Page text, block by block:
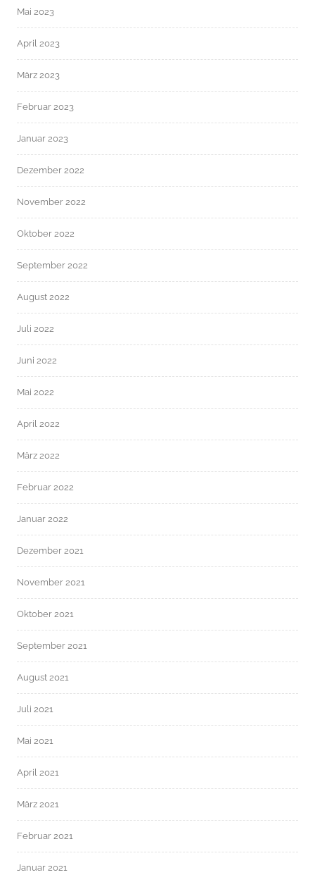
Mai 2023
April 2023
März 2023
Februar 2023
Januar 2023
Dezember 2022
November 2022
Oktober 2022
September 2022
August 2022
Juli 2022
Juni 2022
Mai 2022
April 2022
März 2022
Februar 2022
Januar 2022
Dezember 2021
November 2021
Oktober 2021
September 2021
August 2021
Juli 2021
Mai 2021
April 2021
März 2021
Februar 2021
Januar 2021